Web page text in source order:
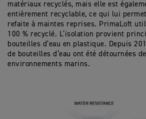
matériaux recyclés, mais elle est
entièrement recyclable, ce qui lui
refaite à maintes reprises. PrimaLoft
100 % recyclé. L’isolation provient
bouteilles d’eau en plastique. Depuis
de bouteilles d’eau ont été détournées
environnements marins.